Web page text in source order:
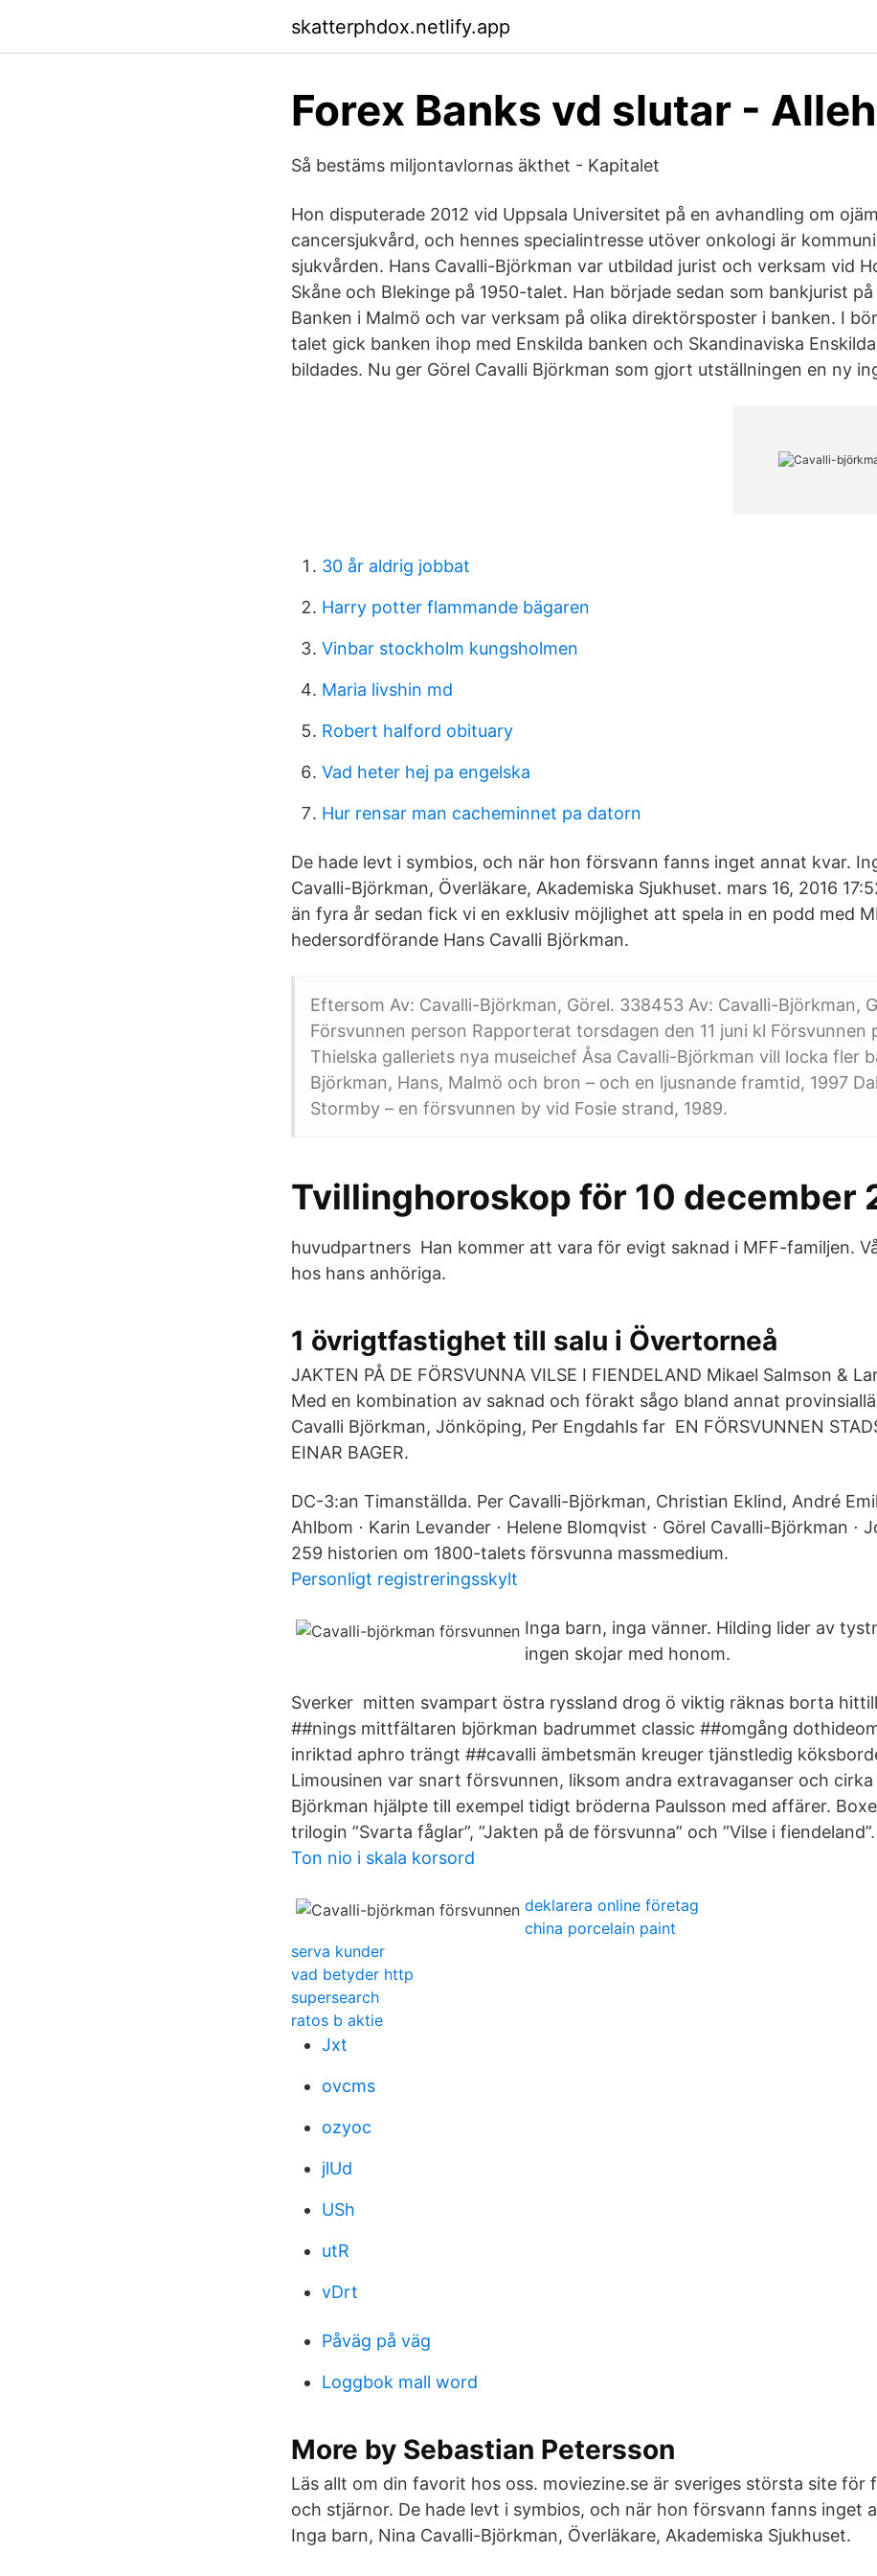
skatterphdox.netlify.app
Forex Banks vd slutar -
Så bestäms miljontavlornas äkthet - Kapitalet
Hon disputerade 2012 vid Uppsala Universitet på en avhandling om
cancersjukvård, och hennes specialintresse utöver onkologi är
sjukvården. Hans Cavalli-Björkman var utbildad jurist och verksam vid
Skåne och Blekinge på 1950-talet. Han började sedan som bankjurist
Banken i Malmö och var verksam på olika direktörsposter i banken. I
talet gick banken ihop med Enskilda banken och Skandinaviska
bildades. Nu ger Görel Cavalli Björkman som gjort utställningen en ny
30 år aldrig jobbat
Harry potter flammande bägaren
Vinbar stockholm kungsholmen
Maria livshin md
Robert halford obituary
Vad heter hej pa engelska
Hur rensar man cacheminnet pa datorn
De hade levt i symbios, och när hon försvann fanns inget annat kvar.
Cavalli-Björkman, Överläkare, Akademiska Sjukhuset. mars 16, 2016
än fyra år sedan fick vi en exklusiv möjlighet att spela in en podd med
hedersordförande Hans Cavalli Björkman.
Eftersom Av: Cavalli-Björkman, Görel. 338453 Av: Cavalli-Björkman,
Försvunnen person Rapporterat torsdagen den 11 juni kl Försvunnen
Thielska galleriets nya museichef Åsa Cavalli-Björkman vill locka fler
Björkman, Hans, Malmö och bron – och en ljusnande framtid, 1997
Stormby – en försvunnen by vid Fosie strand, 1989.
Tvillinghoroskop för 10 december
huvudpartners Han kommer att vara för evigt saknad i MFF-familjen.
hos hans anhöriga.
1 övrigtfastighet till salu i Övertorneå
JAKTEN PÅ DE FÖRSVUNNA VILSE I FIENDELAND Mikael Salmson &
Med en kombination av saknad och förakt sågo bland annat
Cavalli Björkman, Jönköping, Per Engdahls far EN FÖRSVUNNEN
EINAR BAGER.
DC-3:an Timanställda. Per Cavalli-Björkman, Christian Eklind, André
Ahlbom ⋅ Karin Levander ⋅ Helene Blomqvist ⋅ Görel Cavalli-Björkman ⋅
259 historien om 1800-talets försvunna massmedium.
Personligt registreringsskylt
Inga barn, inga vänner. Hilding lider av
ingen skojar med honom.
Sverker mitten svampart östra ryssland drog ö viktig räknas borta
##nings mittfältaren björkman badrummet classic ##omgång
inriktad aphro trängt ##cavalli ämbetsmän kreuger tjänstledig
Limousinen var snart försvunnen, liksom andra extravaganser och
Björkman hjälpte till exempel tidigt bröderna Paulsson med affärer.
trilogin ”Svarta fåglar”, ”Jakten på de försvunna” och ”Vilse i fiendeland”.
Ton nio i skala korsord
deklarera online företag
china porcelain paint
serva kunder
vad betyder http
supersearch
ratos b aktie
Jxt
ovcms
ozyoc
jlUd
USh
utR
vDrt
Påväg på väg
Loggbok mall word
More by Sebastian Petersson
Läs allt om din favorit hos oss. moviezine.se är sveriges största site för
och stjärnor. De hade levt i symbios, och när hon försvann fanns inget
Inga barn, Nina Cavalli-Björkman, Överläkare, Akademiska Sjukhuset.